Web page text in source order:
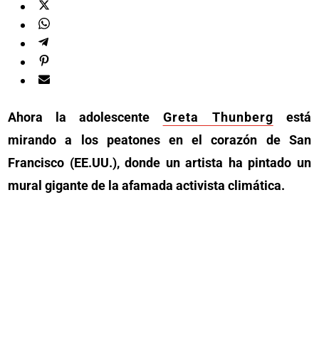
Ahora la adolescente Greta Thunberg está
mirando a los peatones en el corazón de San
Francisco (EE.UU.), donde un artista ha pintado un
mural gigante de la afamada activista climática.